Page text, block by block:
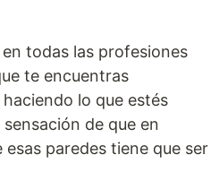
todas las profesiones
te encuentras
lo que estés
de que en
paredes tiene que ser